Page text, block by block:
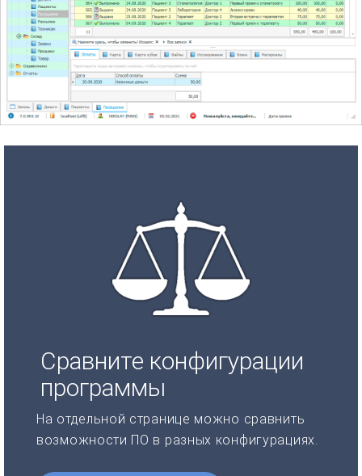
Сравните конфигурации
программы
На отдельной странице можно сравнить
возможности ПО в разных конфигурациях.